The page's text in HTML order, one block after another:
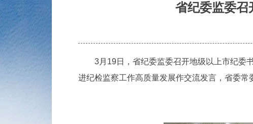
省纪委监委召
3月19日，省纪委监委召开地级以上市纪委书
进纪检监察工作高质量发展作交流发言，省委